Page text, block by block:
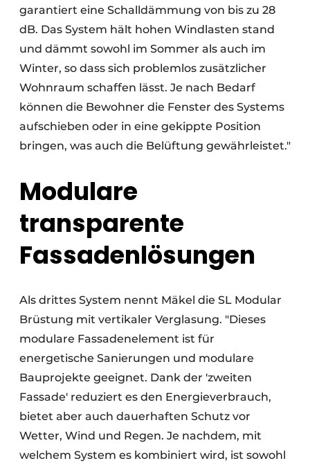
garantiert eine Schalldämmung von bis zu 28
dB. Das System hält hohen Windlasten stand
und dämmt sowohl im Sommer als auch im
Winter, so dass sich problemlos zusätzlicher
Wohnraum schaffen lässt. Je nach Bedarf
können die Bewohner die Fenster des Systems
aufschieben oder in eine gekippte Position
bringen, was auch die Belüftung gewährleistet."
Modulare
transparente
Fassadenlösungen
Als drittes System nennt Mäkel die SL Modular
Brüstung mit vertikaler Verglasung. "Dieses
modulare Fassadenelement ist für
energetische Sanierungen und modulare
Bauprojekte geeignet. Dank der 'zweiten
Fassade' reduziert es den Energieverbrauch,
bietet aber auch dauerhaften Schutz vor
Wetter, Wind und Regen. Je nachdem, mit
welchem System es kombiniert wird, ist sowohl